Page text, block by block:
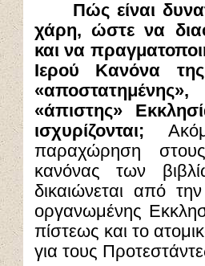
Πώς είναι
χάρη, ώστε να
και να
Ιερού Κανόνα
«άπιστης»
ισχυρίζονται;
παραχώρηση
κανόνας των
δικαιώνεται από
οργανωμένης
πίστεως και το
για τους